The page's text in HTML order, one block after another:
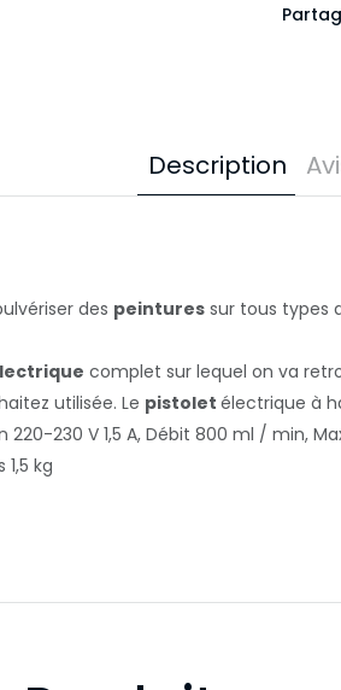
Description
des peintures sur tous types
complet sur lequel on va
utilisée. Le pistolet électrique à
230 V 1,5 A, Débit 800 ml / min,
kg